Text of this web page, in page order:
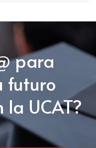
para
futuro
UCAT?